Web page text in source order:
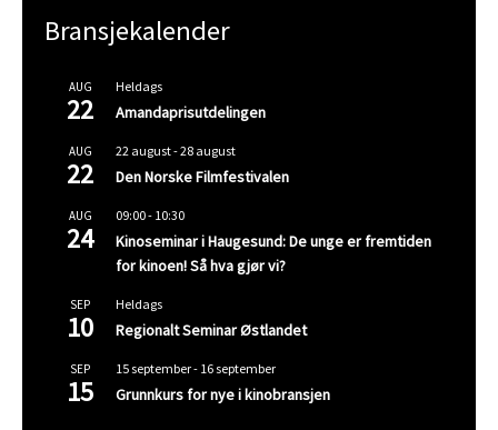
Bransjekalender
AUG
22
Heldags
Amandaprisutdelingen
AUG
22
22 august-28 august
Den Norske Filmfestivalen
AUG
24
09:00- 10:30
Kinoseminar i Haugesund: De unge er fremtiden
for kinoen! Så hva gjør vi?
SEP
10
Heldags
Regionalt Seminar Østlandet
SEP
15
15 september- 16 september
Grunnkurs for nye i kinobransjen